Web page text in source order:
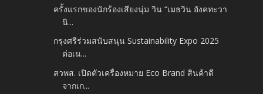
ครั้งแรกของนักร้องเสียงนุ่ม วิน “เมธวิน อังคทะวา
นิ...
กรุงศรีร่วมสนับสนุน Sustainability Expo 2025
ต่อเน...
สวพส. เปิดตัวเครื่องหมาย Eco Brand สินค้าดี
จากเก...